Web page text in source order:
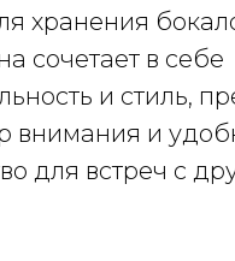
хранения
сочетает в себе
и стиль,
внимания и
для встреч с